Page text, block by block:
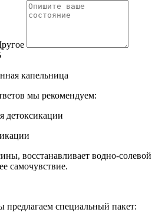
капельница
мы рекомендуем:
восстанавливает водно-солевой
самочувствие.
предлагаем специальный пакет: